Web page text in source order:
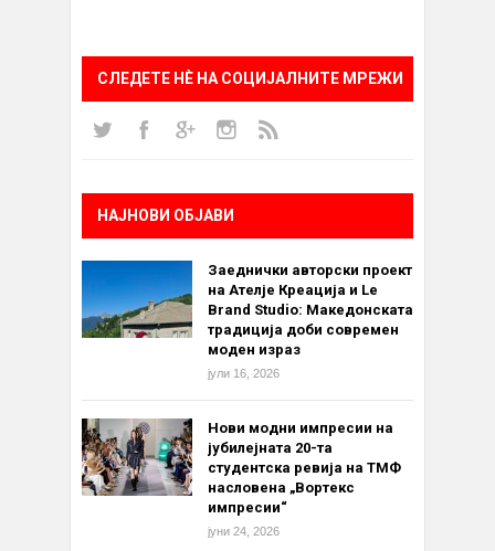
СЛЕДЕТЕ НÈ НА СОЦИЈАЛНИТЕ МРЕЖИ
НАЈНОВИ ОБЈАВИ
Заеднички авторски проект
на Ателје Креација и Le
Brand Studio: Македонската
традиција доби современ
моден израз
јули 16, 2026
Нови модни импресии на
јубилејната 20-та
студентска ревија на ТМФ
насловена „Вортекс
импресии“
јуни 24, 2026